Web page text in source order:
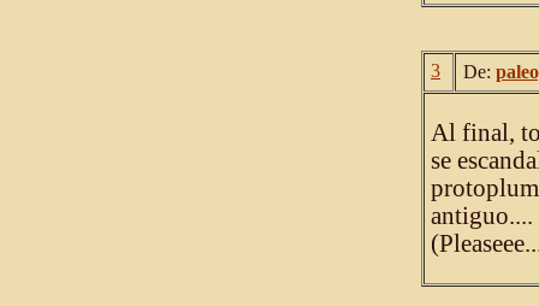
3 De:
Al final,
se
antiguo....